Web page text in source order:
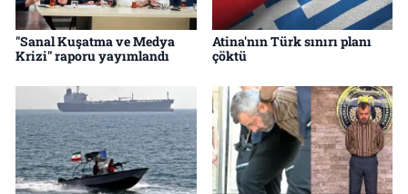
"Sanal Kuşatma ve Medya
Krizi" raporu yayımlandı
Atina'nın Türk sınırı planı
çöktü